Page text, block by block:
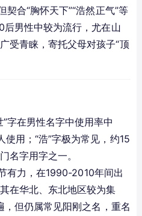
契合“胸怀天下”“浩然正气”等
男性中较为流行，尤在山
受青睐，寄托父母对孩子“顶
字在男性名字中使用率中
用；“浩”字极为常见，约15
名字用字之一。
有力，在1990-2010年间出
在华北、东北地区较为集
，但仍属常见阳刚之名，重名